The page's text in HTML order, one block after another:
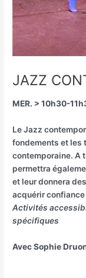
JAZZ
MER. > 10h30-
Le Jazz
fondements et les
contemporaine. A
permettra
et leur donnera
acquérir
Activités
spécifiques
Avec Sophie